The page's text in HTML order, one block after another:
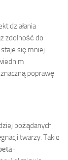
działania
zdolność do
się mniej
poprawę
pożądanych
twarzy. Takie